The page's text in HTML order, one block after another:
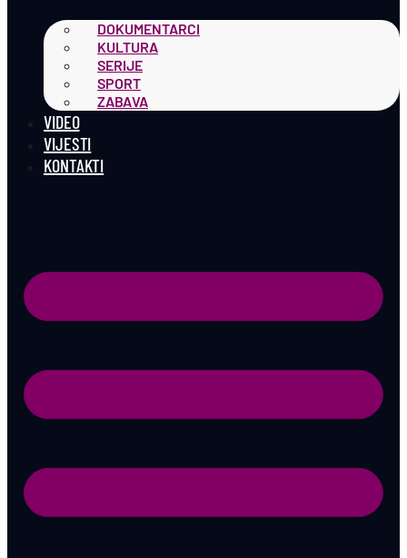
DOKUMENTARCI
KULTURA
SERIJE
SPORT
ZABAVA
VIDEO
VIJESTI
KONTAKTI